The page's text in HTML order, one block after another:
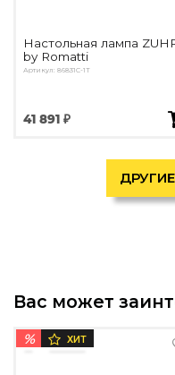
Настольная лампа
by Romatti
Артикул: 86831C-1T
41 891 ₽
Вас может
% ХИТ